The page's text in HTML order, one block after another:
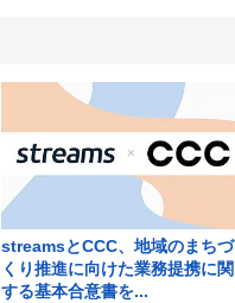
streamsとCCC、地域のまちづ
くり推進に向けた業務提携に関
する基本合意書を...